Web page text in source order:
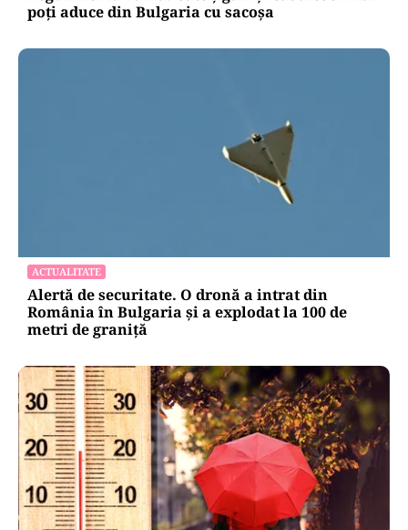
Reguli noi la vamă: Câte țigări și cât alcool mai
poți aduce din Bulgaria cu sacoșa